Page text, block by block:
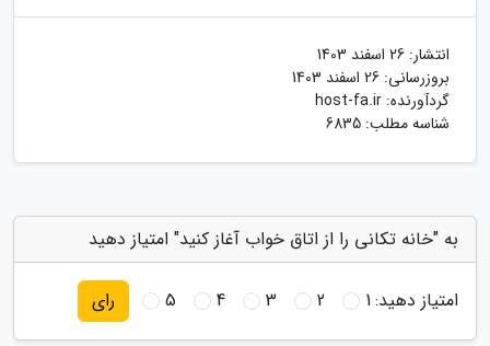
انتشار: 26 اسفند 1403
بروزرسانی: 26 اسفند 1403
گردآورنده: host-fa.ir
شناسه مطلب: 6835
به "خانه تکانی را از اتاق خواب آغاز کنید" امتیاز دهید
امتیاز دهید:1
2
3
4
5 رای